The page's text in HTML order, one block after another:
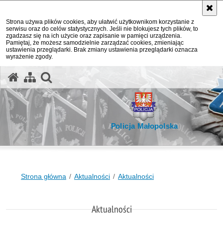
Strona używa plików cookies, aby ułatwić użytkownikom korzystanie z
serwisu oraz do celów statystycznych. Jeśli nie blokujesz tych plików, to
zgadzasz się na ich użycie oraz zapisanie w pamięci urządzenia.
Pamiętaj, że możesz samodzielnie zarządzać cookies, zmieniając
ustawienia przeglądarki. Brak zmiany ustawienia przeglądarki oznacza
wyrażenie zgody.
Policja Małopolska
Strona główna Aktualności Aktualności
Aktualności